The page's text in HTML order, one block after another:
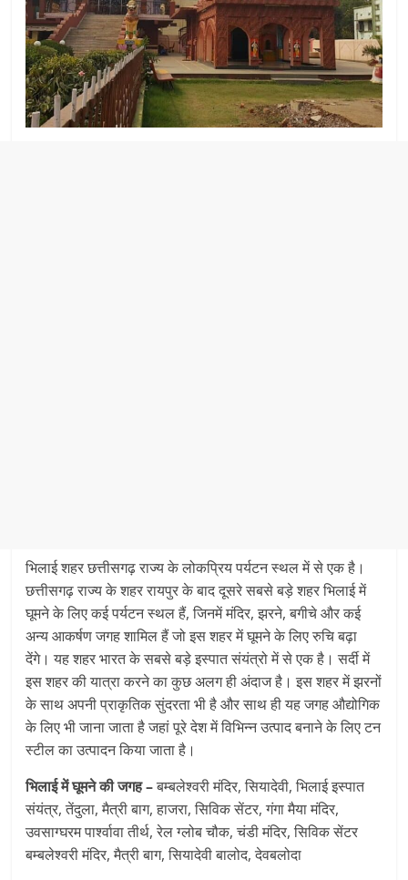
भिलाई शहर छत्तीसगढ़ राज्य के लोकप्रिय पर्यटन स्थल में से एक है।
छत्तीसगढ़ राज्य के शहर रायपुर के बाद दूसरे सबसे बड़े शहर भिलाई में
घूमने के लिए कई पर्यटन स्थल हैं, जिनमें मंदिर, झरने, बगीचे और कई
अन्य आकर्षण जगह शामिल हैं जो इस शहर में घूमने के लिए रुचि बढ़ा
देंगे। यह शहर भारत के सबसे बड़े इस्पात संयंत्रो में से एक है। सर्दी में
इस शहर की यात्रा करने का कुछ अलग ही अंदाज है। इस शहर में झरनों
के साथ अपनी प्राकृतिक सुंदरता भी है और साथ ही यह जगह औद्योगिक
के लिए भी जाना जाता है जहां पूरे देश में विभिन्न उत्पाद बनाने के लिए टन
स्टील का उत्पादन किया जाता है।
भिलाई में घूमने की जगह –बम्बलेश्वरी मंदिर, सियादेवी, भिलाई इस्पात
संयंत्र, तेंदुला, मैत्री बाग, हाजरा, सिविक सेंटर, गंगा मैया मंदिर,
उवसाग्घरम पार्श्वावा तीर्थ, रेल ग्लोब चौक, चंडी मंदिर, सिविक सेंटर
बम्बलेश्वरी मंदिर, मैत्री बाग, सियादेवी बालोद, देवबलोदा